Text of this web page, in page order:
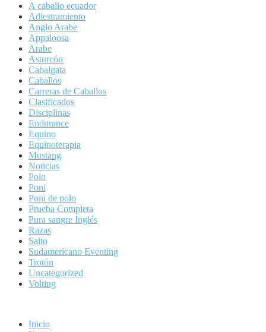
A caballo ecuador
Adiestramiento
Anglo Arabe
Appaloosa
Arabe
Asturcón
Cabalgata
Caballos
Carreras de Caballos
Clasificados
Disciplinas
Endurance
Equino
Equinoterapia
Mustang
Noticias
Polo
Poni
Poni de polo
Prueba Completa
Pura sangre Inglés
Razas
Salto
Sudamericano Eventing
Trotón
Uncategorized
Volting
Inicio